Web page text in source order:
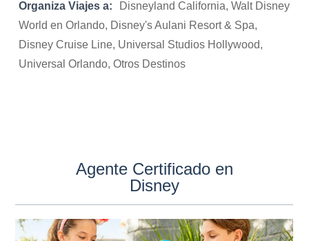
Organiza Viajes a:
Disneyland California, Walt Disney
World en Orlando, Disney's Aulani Resort & Spa,
Disney Cruise Line, Universal Studios Hollywood,
Universal Orlando, Otros Destinos